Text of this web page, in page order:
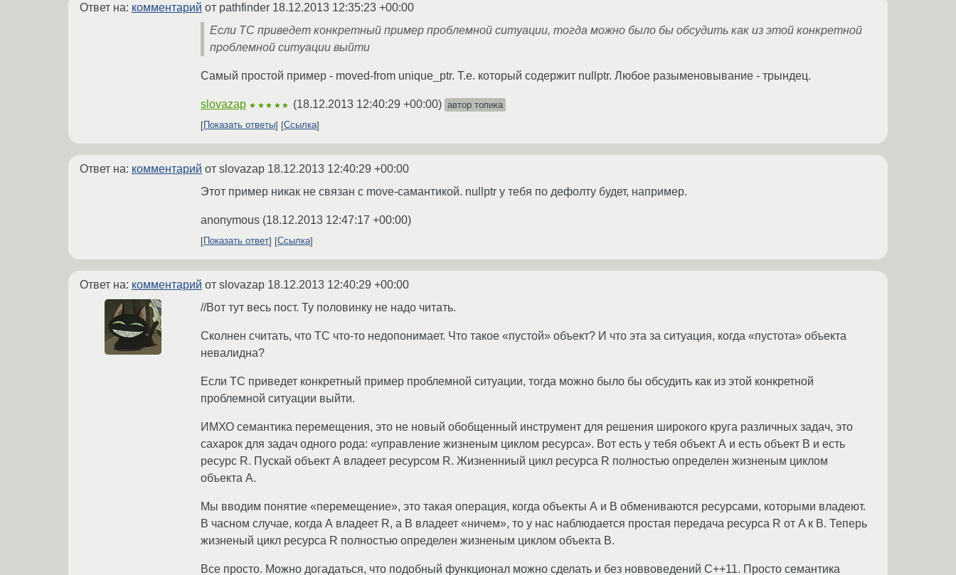
Ответ на: комментарий от pathfinder 18.12.2013 12:35:23 +00:00
Если ТС приведет конкретный пример проблемной ситуации, тогда можно было бы обсудить как из этой конкретной
проблемной ситуации выйти
Самый простой пример - moved-from unique_ptr. Т.е. который содержит nullptr. Любое разыменовывание - трындец.
slovazap ★★★★★ (18.12.2013 12:40:29 +00:00) автор топика
Показать ответы
Ссылка
Ответ на: комментарий от slovazap 18.12.2013 12:40:29 +00:00
Этот пример никак не связан с move-самантикой. nullptr у тебя по дефолту будет, например.
anonymous (18.12.2013 12:47:17 +00:00)
Показать ответ Ссылка
Ответ на: комментарий от slovazap 18.12.2013 12:40:29 +00:00
//Вот тут весь пост. Ту половинку не надо читать.
Сколнен считать, что ТС что-то недопонимает. Что такое «пустой» объект? И что эта за ситуация, когда «пустота» объекта
невалидна?
Если ТС приведет конкретный пример проблемной ситуации, тогда можно было бы обсудить как из этой конкретной
проблемной ситуации выйти.
ИМХО семантика перемещения, это не новый обобщенный инструмент для решения широкого круга различных задач, это
сахарок для задач одного рода: «управление жизненым циклом ресурса». Вот есть у тебя объект А и есть объект B и есть
ресурс R. Пускай объект А владеет ресурсом R. Жизненниый цикл ресурса R полностью определен жизненым циклом
объекта A.
Мы вводим понятие «перемещение», это такая операция, когда объекты А и B обмениваются ресурсами, которыми владеют.
В часном случае, когда А владеет R, а B владеет «ничем», то у нас наблюдается простая передача ресурса R от A к B. Теперь
жизненый цикл ресурса R полностью определен жизненым циклом объекта B.
Все просто. Можно догадаться, что подобный функционал можно сделать и без новвоведений С++11. Просто семантика